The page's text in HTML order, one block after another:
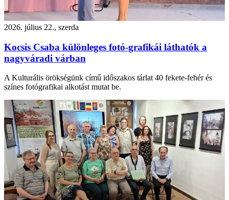
2026. július 22., szerda
Kocsis Csaba különleges fotó-grafikái láthatók a
nagyváradi várban
A Kulturális örökségünk című időszakos tárlat 40 fekete-fehér és
színes fotógrafikai alkotást mutat be.